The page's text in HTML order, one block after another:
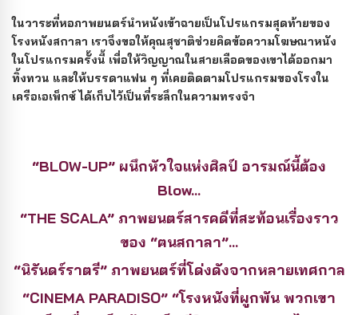
ในวาระที่หอภาพยนตร์นำหนังเข้าฉายเป็นโปรแกรมสุดท้ายของ
โรงหนังสกาลา เราจึงขอให้คุณสุชาติช่วยคิดข้อความโฆษณาหนัง
ในโปรแกรมครั้งนี้ เพื่อให้วิญญาณในสายเลือดของเขาได้ออกมา
ทิ้งทวน และให้บรรดาแฟน ๆ ที่เคยติดตามโปรแกรมของโรงใน
เครือเอเพ็กซ์ ได้เก็บไว้เป็นที่ระลึกในความทรงจำ
“BLOW-UP” ผนึกหัวใจแห่งศิลป์ อารมณ์นี้ต้อง
Blow…
“THE SCALA” ภาพยนตร์สารคดีที่สะท้อนเรื่องราว
ของ “ฅนสกาลา”...
“นิรันดร์ราตรี” ภาพยนตร์ที่โด่งดังจากหลายเทศกาล
“CINEMA PARADISO” “โรงหนังที่ผูกพัน พวกเขา